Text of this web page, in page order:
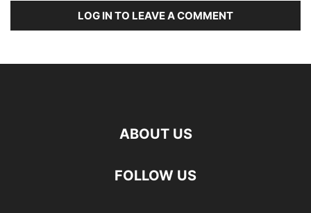
LOG IN TO LEAVE A COMMENT
ABOUT US
FOLLOW US